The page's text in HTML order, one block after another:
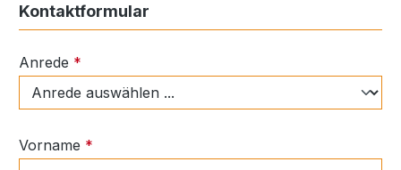
Kontaktformular
Anrede *
Vorname *